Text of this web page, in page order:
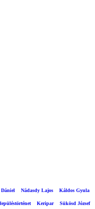
Dániel Nádasdy Lajos Káldos Gyula
Keripar Sükösd József